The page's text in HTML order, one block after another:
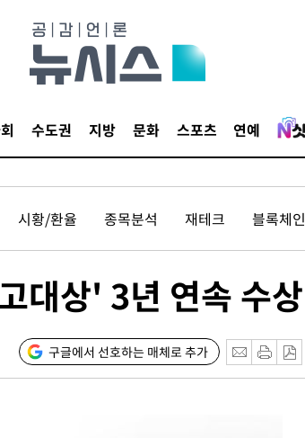
수도권 지방 문화 스포츠 연예
시황/환율 종목분석 재테크 블록체인
대상' 3년 연속 수상
구글에서 선호하는 매체로 추가